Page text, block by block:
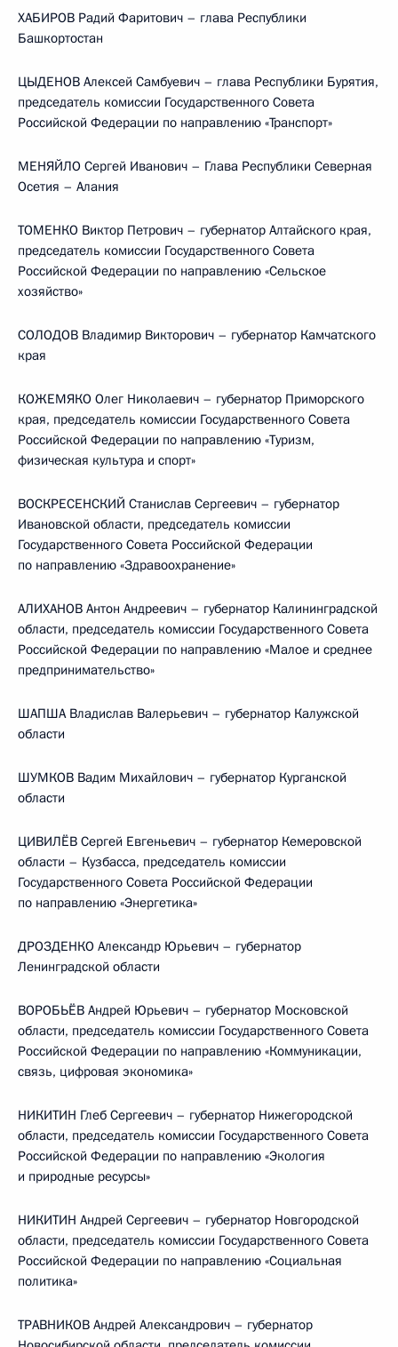
ХАБИРОВ Радий Фаритович – глава Республики
Башкортостан
ЦЫДЕНОВ Алексей Самбуевич – глава Республики Бурятия,
председатель комиссии Государственного Совета
Российской Федерации по направлению «Транспорт»
МЕНЯЙЛО Сергей Иванович – Глава Республики Северная
Осетия – Алания
ТОМЕНКО Виктор Петрович – губернатор Алтайского края,
председатель комиссии Государственного Совета
Российской Федерации по направлению «Сельское
хозяйство»
СОЛОДОВ Владимир Викторович – губернатор Камчатского
края
КОЖЕМЯКО Олег Николаевич – губернатор Приморского
края, председатель комиссии Государственного Совета
Российской Федерации по направлению «Туризм,
физическая культура и спорт»
ВОСКРЕСЕНСКИЙ Станислав Сергеевич – губернатор
Ивановской области, председатель комиссии
Государственного Совета Российской Федерации
по направлению «Здравоохранение»
АЛИХАНОВ Антон Андреевич – губернатор Калининградской
области, председатель комиссии Государственного Совета
Российской Федерации по направлению «Малое и среднее
предпринимательство»
ШАПША Владислав Валерьевич – губернатор Калужской
области
ШУМКОВ Вадим Михайлович – губернатор Курганской
области
ЦИВИЛЁВ Сергей Евгеньевич – губернатор Кемеровской
области – Кузбасса, председатель комиссии
Государственного Совета Российской Федерации
по направлению «Энергетика»
ДРОЗДЕНКО Александр Юрьевич – губернатор
Ленинградской области
ВОРОБЬЁВ Андрей Юрьевич – губернатор Московской
области, председатель комиссии Государственного Совета
Российской Федерации по направлению «Коммуникации,
связь, цифровая экономика»
НИКИТИН Глеб Сергеевич – губернатор Нижегородской
области, председатель комиссии Государственного Совета
Российской Федерации по направлению «Экология
и природные ресурсы»
НИКИТИН Андрей Сергеевич – губернатор Новгородской
области, председатель комиссии Государственного Совета
Российской Федерации по направлению «Социальная
политика»
ТРАВНИКОВ Андрей Александрович – губернатор